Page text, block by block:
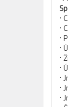
•
•
•
•
•
•
•
•
•